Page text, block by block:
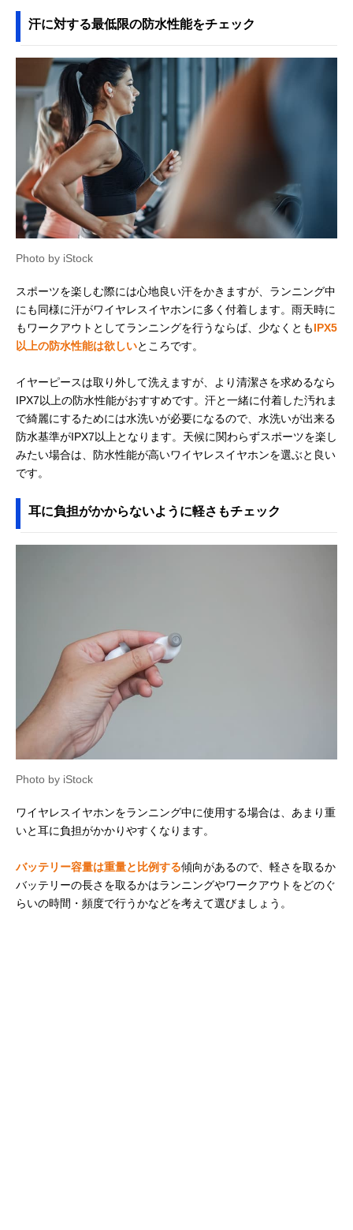
汗に対する最低限の防水性能をチェック
Photo by iStock
スポーツを楽しむ際には心地良い汗をかきますが、ランニング中
にも同様に汗がワイヤレスイヤホンに多く付着します。雨天時に
もワークアウトとしてランニングを行うならば、少なくともIPX5
以上の防水性能は欲しいところです。
イヤーピースは取り外して洗えますが、より清潔さを求めるなら
IPX7以上の防水性能がおすすめです。汗と一緒に付着した汚れま
で綺麗にするためには水洗いが必要になるので、水洗いが出来る
防水基準がIPX7以上となります。天候に関わらずスポーツを楽し
みたい場合は、防水性能が高いワイヤレスイヤホンを選ぶと良い
です。
耳に負担がかからないように軽さもチェック
Photo by iStock
ワイヤレスイヤホンをランニング中に使用する場合は、あまり重
いと耳に負担がかかりやすくなります。
バッテリー容量は重量と比例する傾向があるので、軽さを取るか
バッテリーの長さを取るかはランニングやワークアウトをどのぐ
らいの時間・頻度で行うかなどを考えて選びましょう。